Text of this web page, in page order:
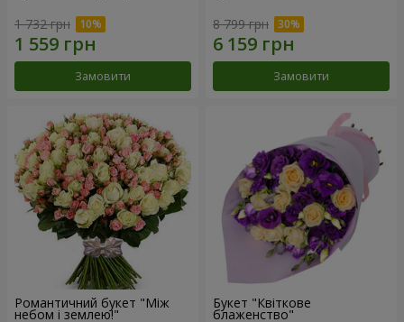
1 732 грн
Замовити
8 799 грн
Замовити
Романтичний букет "Між
небом і землею!"
Букет "Квіткове
блаженство"